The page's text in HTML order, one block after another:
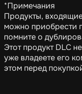
*Примечания
Продукты,
можно приобрести
помните о
Этот продукт DLC
уже владеете его
этом перед